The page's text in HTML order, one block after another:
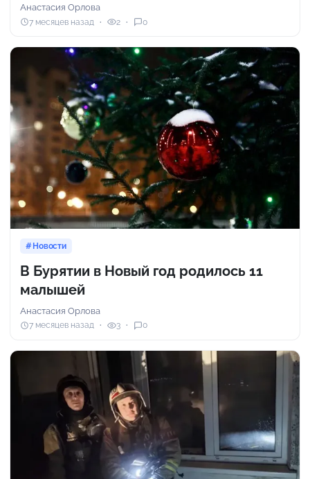
Анастасия Орлова
7 месяцев назад 2 0
Новости
В Бурятии в Новый год родилось 11
малышей
Анастасия Орлова
7 месяцев назад 3 0